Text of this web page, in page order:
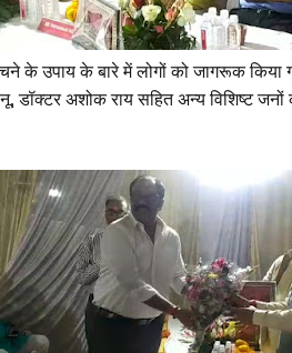
के उपाय के बारे में लोगों को जागरूक
डॉक्टर अशोक राय सहित अन्य विशिष्ट